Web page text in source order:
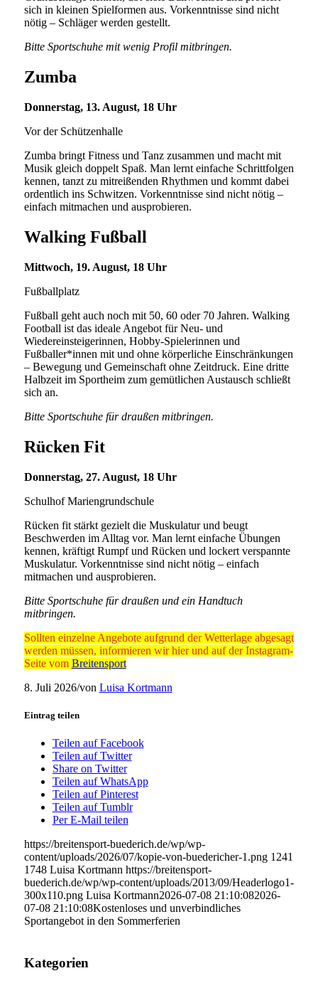
sich in kleinen Spielformen aus. Vorkenntnisse sind nicht
nötig – Schläger werden gestellt.
Bitte Sportschuhe mit wenig Profil mitbringen.
Zumba
Donnerstag, 13. August, 18 Uhr
Vor der Schützenhalle
Zumba bringt Fitness und Tanz zusammen und macht mit
Musik gleich doppelt Spaß. Man lernt einfache Schrittfolgen
kennen, tanzt zu mitreißenden Rhythmen und kommt dabei
ordentlich ins Schwitzen. Vorkenntnisse sind nicht nötig –
einfach mitmachen und ausprobieren.
Walking Fußball
Mittwoch, 19. August, 18 Uhr
Fußballplatz
Fußball geht auch noch mit 50, 60 oder 70 Jahren. Walking
Football ist das ideale Angebot für Neu- und
Wiedereinsteigerinnen, Hobby-Spielerinnen und
Fußballer*innen mit und ohne körperliche Einschränkungen
– Bewegung und Gemeinschaft ohne Zeitdruck. Eine dritte
Halbzeit im Sportheim zum gemütlichen Austausch schließt
sich an.
Bitte Sportschuhe für draußen mitbringen.
Rücken Fit
Donnerstag, 27. August, 18 Uhr
Schulhof Mariengrundschule
Rücken fit stärkt gezielt die Muskulatur und beugt
Beschwerden im Alltag vor. Man lernt einfache Übungen
kennen, kräftigt Rumpf und Rücken und lockert verspannte
Muskulatur. Vorkenntnisse sind nicht nötig – einfach
mitmachen und ausprobieren.
Bitte Sportschuhe für draußen und ein Handtuch
mitbringen.
Sollten einzelne Angebote aufgrund der Wetterlage abgesagt
werden müssen, informieren wir hier und auf der Instagram-
Seite vom Breitensport
8. Juli 2026/von Luisa Kortmann
Eintrag teilen
Teilen auf Facebook
Teilen auf Twitter
Share on Twitter
Teilen auf WhatsApp
Teilen auf Pinterest
Teilen auf Tumblr
Per E-Mail teilen
https://breitensport-buederich.de/wp/wp-
content/uploads/2026/07/kopie-von-buedericher-1.png 1241
1748 Luisa Kortmann https://breitensport-
buederich.de/wp/wp-content/uploads/2013/09/Headerlogo1-
300x110.png Luisa Kortmann2026-07-08 21:10:082026-
07-08 21:10:08Kostenloses und unverbindliches
Sportangebot in den Sommerferien
Kategorien